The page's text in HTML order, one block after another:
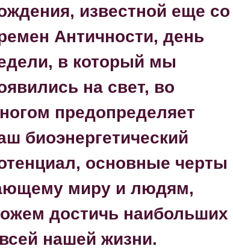
известной еще со
Античности, день
в который мы
на свет, во
предопределяет
биоэнергетический
основные черты
миру и людям,
достичь наибольших
нашей жизни.